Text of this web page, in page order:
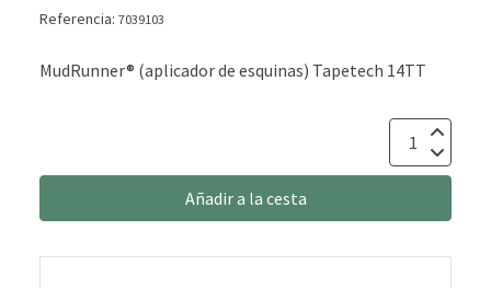
Referencia: 7039103
MudRunner® (aplicador de esquinas) Tapetech 14TT
Añadir a la cesta